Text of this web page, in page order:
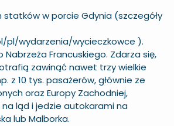
statków w porcie Gdynia (szczegóły
pl/wydarzenia/wycieczkowce ).
Francuskiego. Zdarza się,
zawinąć nawet trzy wielkie
z 10 tys. pasażerów, głównie ze
oraz Europy Zachodniej,
ląd i jedzie autokarami na
lub Malborka.